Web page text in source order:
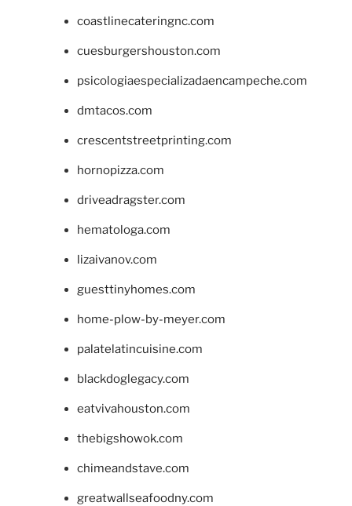
coastlinecateringnc.com
cuesburgershouston.com
psicologiaespecializadaencampeche.com
dmtacos.com
crescentstreetprinting.com
hornopizza.com
driveadragster.com
hematologa.com
lizaivanov.com
guesttinyhomes.com
home-plow-by-meyer.com
palatelatincuisine.com
blackdoglegacy.com
eatvivahouston.com
thebigshowok.com
chimeandstave.com
greatwallseafoodny.com